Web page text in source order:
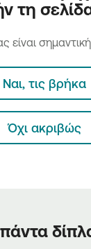
τη
είναι
Ναι, τις βρήκα
Όχι ακριβώς